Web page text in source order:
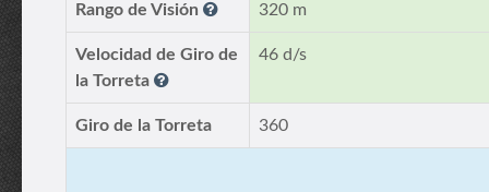
Rango de Visión 320 m
Velocidad de Giro de
la Torreta
46 d/s
Giro de la Torreta 360